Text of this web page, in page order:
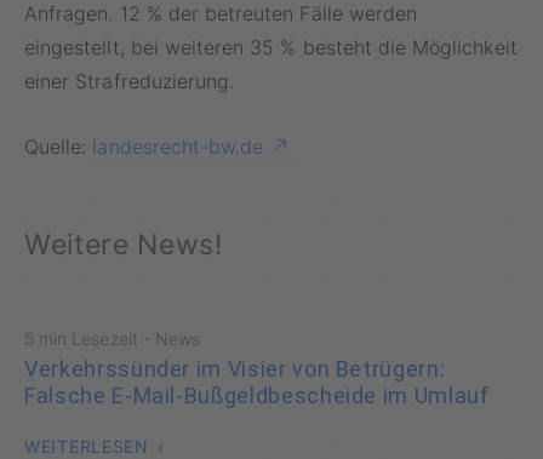
Anfragen. 12 % der betreuten Fälle werden
eingestellt, bei weiteren 35 % besteht die Möglichkeit
einer Strafreduzierung.
Quelle: landesrecht-bw.de
Weitere News!
5 min Lesezeit · News
Verkehrssünder im Visier von Betrügern:
Falsche E-Mail-Bußgeldbescheide im Umlauf
WEITERLESEN